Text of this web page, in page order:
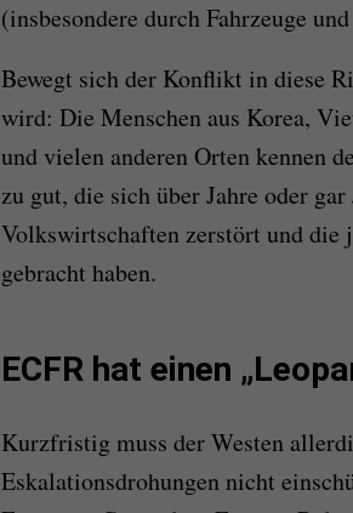
(insbesondere durch Fahrzeuge
Bewegt sich der Konflikt in diese
wird: Die Menschen aus Korea,
und vielen anderen Orten kennen
zu gut, die sich über Jahre oder
Volkswirtschaften zerstört und die
gebracht haben.
ECFR hat einen
Kurzfristig muss der Westen
Eskalationsdrohungen nicht